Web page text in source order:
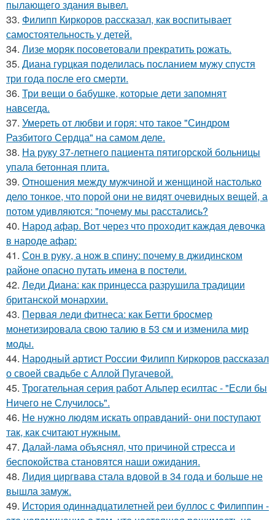
пылающего здания вывел.
33. Филипп Киркоров рассказал, как воспитывает
самостоятельность у детей.
34. Лизе моряк посоветовали прекратить рожать.
35. Диана гурцкая поделилась посланием мужу спустя
три года после его смерти.
36. Три вещи о бабушке, которые дети запомнят
навсегда.
37. Умереть от любви и горя: что такое "Синдром
Разбитого Сердца" на самом деле.
38. На руку 37-летнего пациента пятигорской больницы
упала бетонная плита.
39. Отношения между мужчиной и женщиной настолько
дело тонкое, что порой они не видят очевидных вещей, а
потом удивляются: "почему мы расстались?
40. Народ афар. Вот через что проходит каждая девочка
в народе афар:
41. Сон в руку, а нож в спину: почему в джидинском
районе опасно путать имена в постели.
42. Леди Диана: как принцесса разрушила традиции
британской монархии.
43. Первая леди фитнеса: как Бетти бросмер
монетизировала свою талию в 53 см и изменила мир
моды.
44. Народный артист России Филипп Киркоров рассказал
о своей свадьбе с Аллой Пугачевой.
45. Трогательная серия работ Альпер есилтас - "Если бы
Ничего не Случилось".
46. Не нужно людям искать оправданий- они поступают
так, как считают нужным.
47. Далай-лама объяснял, что причиной стресса и
беспокойства становятся наши ожидания.
48. Лидия циргвава стала вдовой в 34 года и больше не
вышла замуж.
49. История одиннадцатилетней реи буллос с Филиппин -